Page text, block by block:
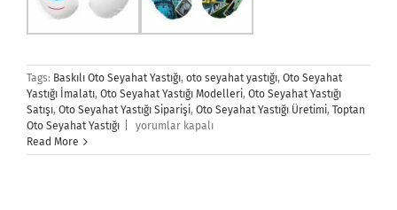
Tags: Baskılı Oto Seyahat Yastığı, oto seyahat yastığı, Oto Seyahat
Yastığı İmalatı, Oto Seyahat Yastığı Modelleri, Oto Seyahat Yastığı
Satışı, Oto Seyahat Yastığı Siparişi, Oto Seyahat Yastığı Üretimi, Toptan
Oto Seyahat Yastığı
Oto
Yastığı
yorumlar kapalı
Read More